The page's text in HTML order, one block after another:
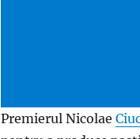
Premierul Nicolae